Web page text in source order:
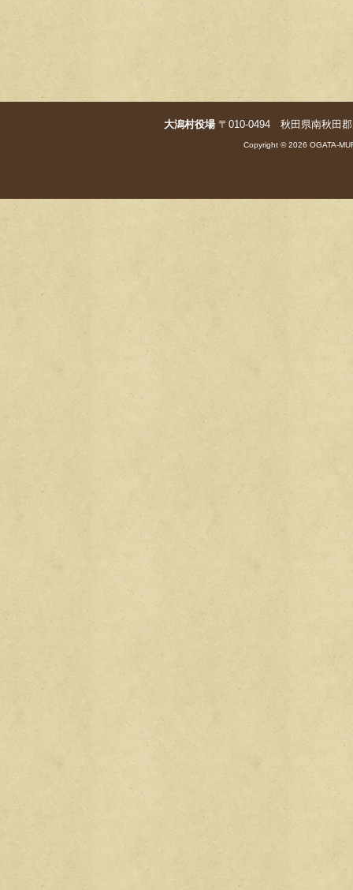
大潟村役場〒010-0494 秋田県南秋田
Copyright © 2026 OGATA-